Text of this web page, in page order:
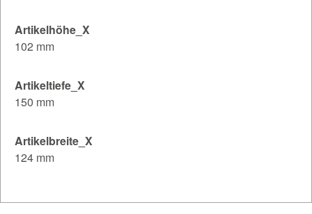
Artikelhöhe_X
102 mm
Artikeltiefe_X
150 mm
Artikelbreite_X
124 mm